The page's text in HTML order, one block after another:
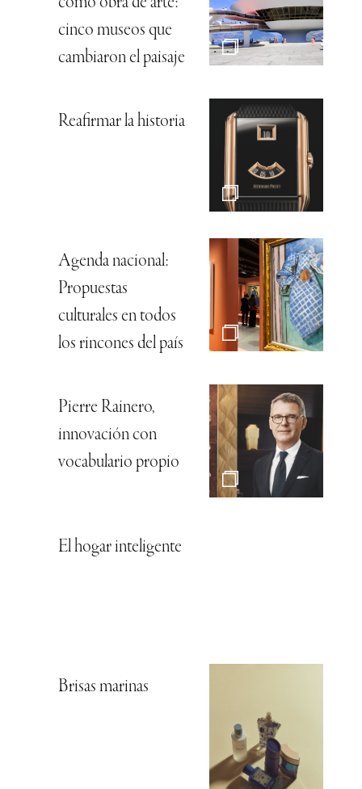
cinco museos que
cambiaron el paisaje
Reafirmar la historia
Agenda nacional:
Propuestas
culturales en todos
los rincones del país
Pierre Rainero,
innovación con
vocabulario propio
El hogar inteligente
Brisas marinas